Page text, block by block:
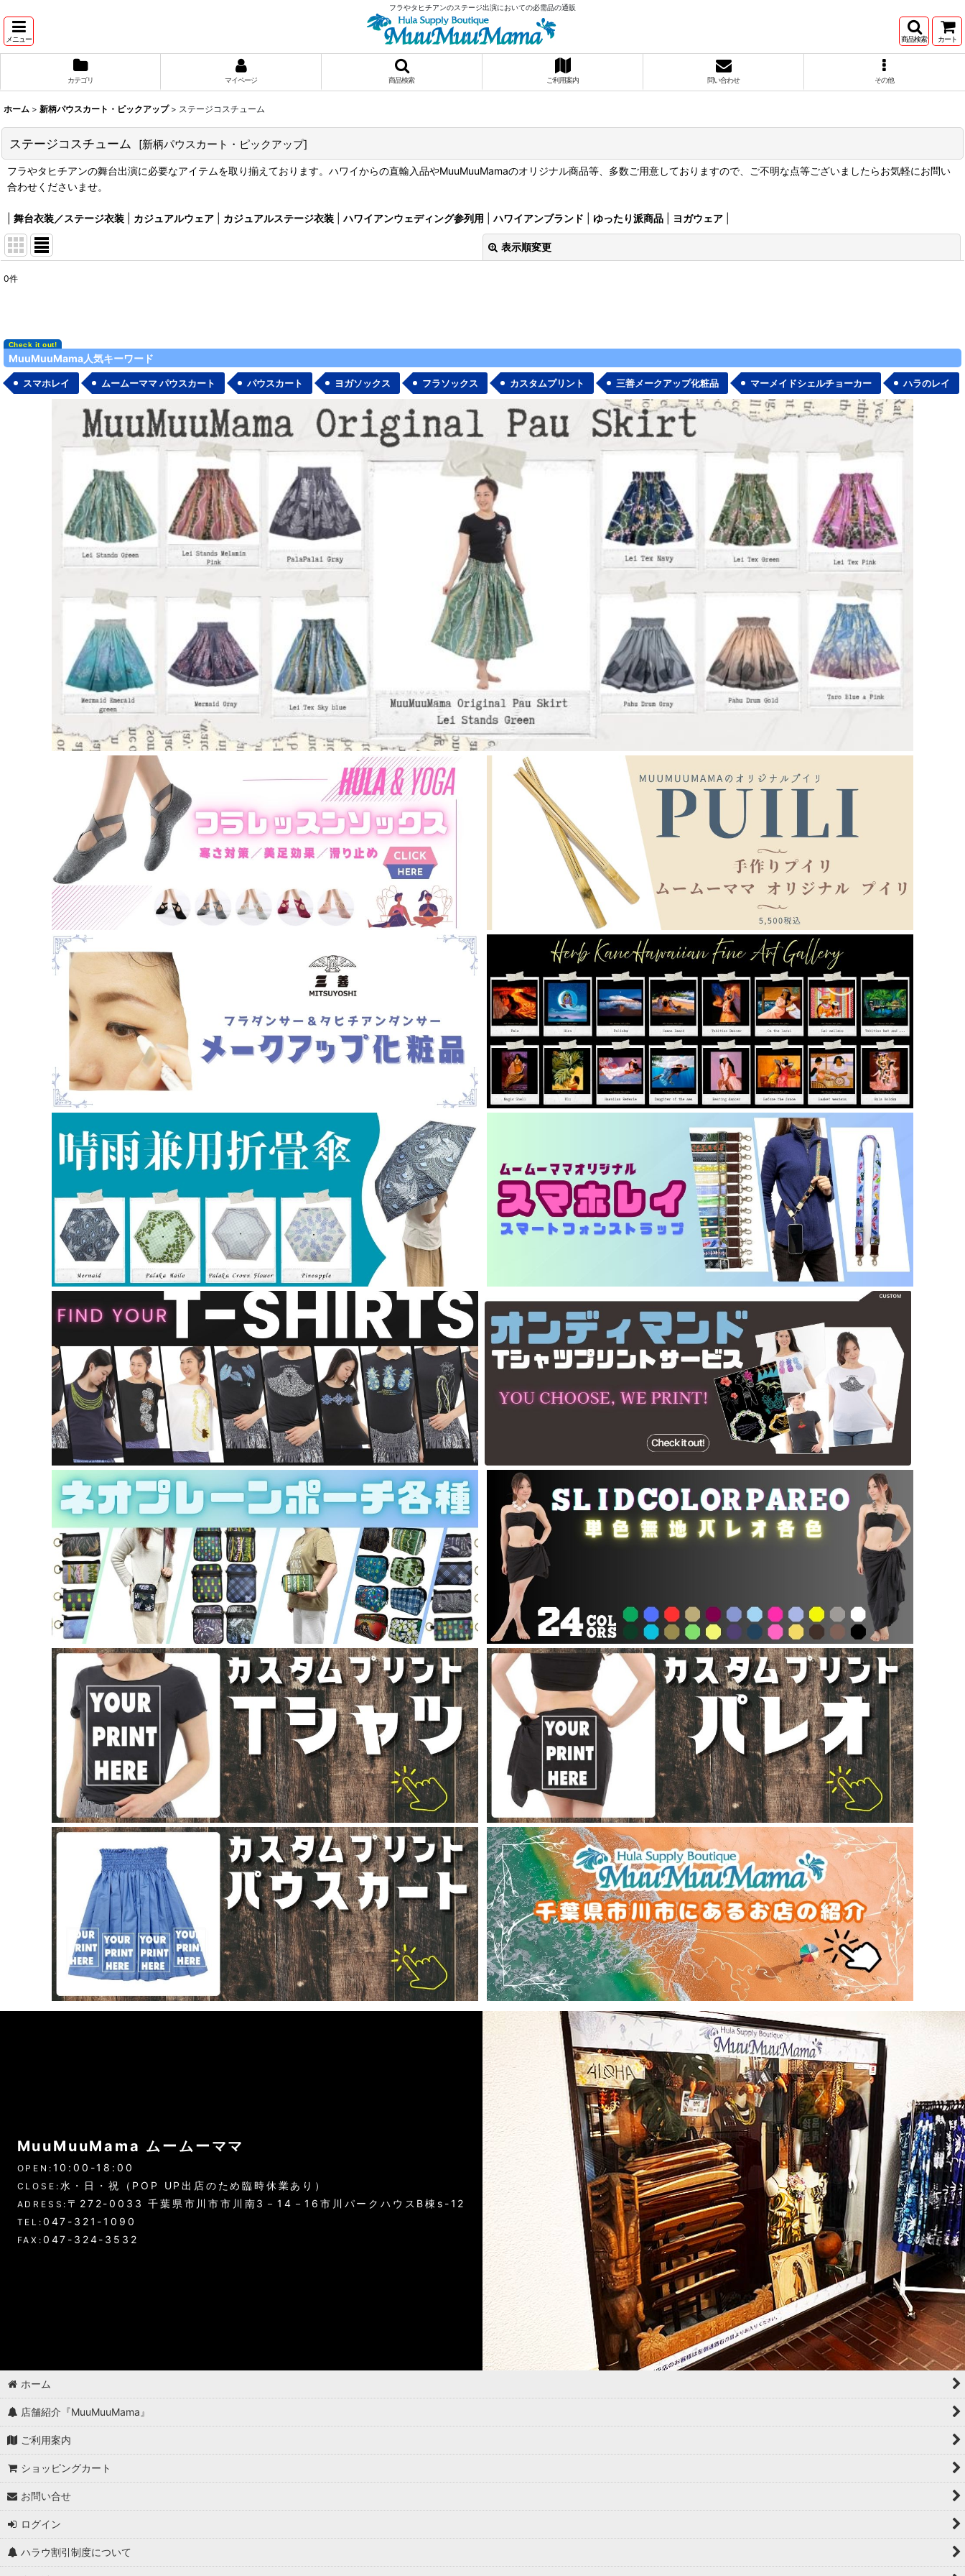
フラやタヒチアンのステージ出演においての必需品の通販
メニュー 商品検索 カート
カテゴリ マイページ 商品検索 ご利用案内 問い合わせ その他
ホーム > 新柄パウスカート・ピックアップ > ステージコスチューム
ステージコスチューム [新柄パウスカート・ピックアップ]
フラやタヒチアンの舞台出演に必要なアイテムを取り揃えております。ハワイからの直輸入品やMuuMuuMamaのオリジナル商品等、多数ご用意しておりますので、ご不明な点等ございましたらお気軽にお問い
合わせくださいませ。
舞台衣装／ステージ衣装 カジュアルウェア カジュアルステージ衣装 |ハワイアンウェディング参列用 |ハワイアンブランド ゆったり派商品 ヨガウェア
表示順変更
並び順 :
絞り込む
0件
MuuMuuMama人気キーワード
スマホレイ ムームーママ パウスカート パウスカート ヨガソックス フラソックス カスタムプリント 三善メークアップ化粧品 マーメイドシェルチョーカー ハラのレイ
MuuMuuMama ムームーママ
OPEN: 10:00-18:00
CLOSE: 水・日・祝（POP UP出店のため臨時休業あり）
ADRESS: 〒272-0033 千葉県市川市市川南3－14－16市川パークハウスB棟s-12
TEL: 047-321-1090
FAX: 047-324-3532
ホーム
店舗紹介『MuuMuuMama』
ご利用案内
ショッピングカート
お問い合せ
ログイン
ハラウ割引制度について